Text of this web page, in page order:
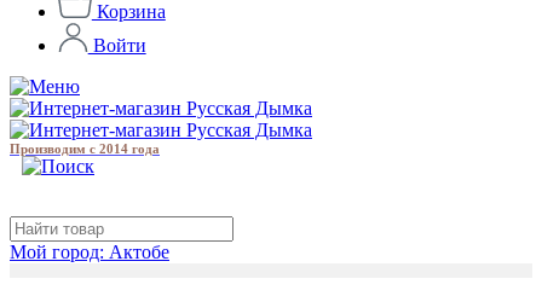
Корзина
Войти
Производим с 2014 года
Мой город: Актобе